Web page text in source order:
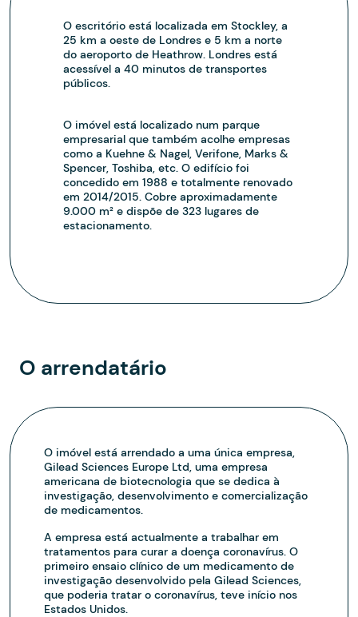
O escritório está localizada em Stockley, a
25 km a oeste de Londres e 5 km a norte
do aeroporto de Heathrow. Londres está
acessível a 40 minutos de transportes
públicos.
O imóvel está localizado num parque
empresarial que também acolhe empresas
como a Kuehne & Nagel, Verifone, Marks &
Spencer, Toshiba, etc. O edifício foi
concedido em 1988 e totalmente renovado
em 2014/2015. Cobre aproximadamente
9.000 m² e dispõe de 323 lugares de
estacionamento.
O arrendatário
O imóvel está arrendado a uma única empresa,
Gilead Sciences Europe Ltd, uma empresa
americana de biotecnologia que se dedica à
investigação, desenvolvimento e comercialização
de medicamentos.
A empresa está actualmente a trabalhar em
tratamentos para curar a doença coronavírus. O
primeiro ensaio clínico de um medicamento de
investigação desenvolvido pela Gilead Sciences,
que poderia tratar o coronavírus, teve início nos
Estados Unidos.